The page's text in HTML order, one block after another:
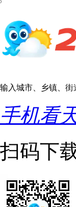
输入城市、乡镇、街
手机看
扫码下